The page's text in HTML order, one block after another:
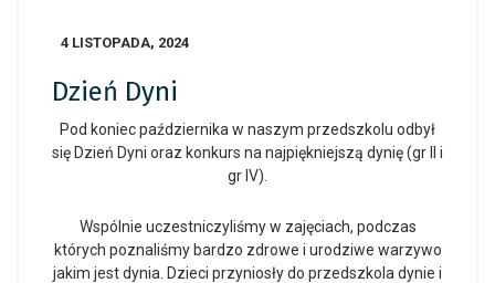
4 LISTOPADA, 2024
Dzień Dyni
Pod koniec października w naszym przedszkolu odbył
się Dzień Dyni oraz konkurs na najpiękniejszą dynię (gr II i
gr IV).
Wspólnie uczestniczyliśmy w zajęciach, podczas
których poznaliśmy bardzo zdrowe i urodziwe warzywo
jakim jest dynia. Dzieci przyniosły do przedszkola dynie i